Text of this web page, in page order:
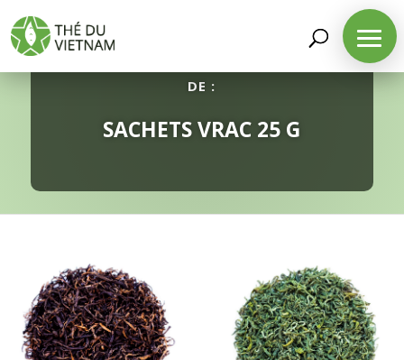
DE :
SACHETS VRAC 25 G